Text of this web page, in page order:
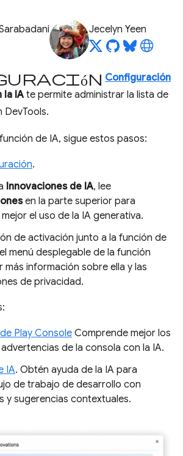
Jecelyn Yeen
Configuración
la IA te permite administrar la lista de
DevTools.
de IA, sigue estos pasos:
.
Innovaciones de IA, lee
en la parte superior para
el uso de la IA generativa.
de activación junto a la función de
menú desplegable de la función
más información sobre ella y las
de privacidad.
Play Console Comprende mejor los
de la consola con la IA.
IA. Obtén ayuda de la IA para
de trabajo de desarrollo con
y sugerencias contextuales.